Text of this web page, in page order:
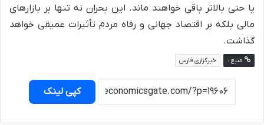
یا حتی بالاتر باقی خواهند ماند. این بحران نه تنها بر بازارهای
مالی بلکه بر اقتصاد جهانی و رفاه مردم تأثیرات عمیقی خواهد
گذاشت.
منبع : خبرگزاری فارس
کپی لینک